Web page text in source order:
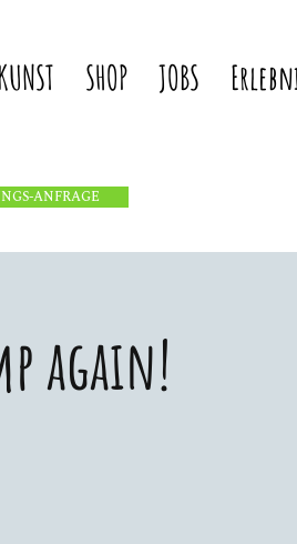
SHOP JOBS
ANFRAGE
again!